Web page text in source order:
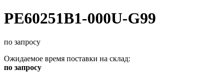
PE60251B1-000U-G99
по запросу
Ожидаемое время поставки на склад:
по запросу